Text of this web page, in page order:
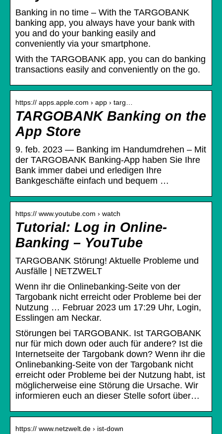
Banking in no time – With the TARGOBANK
banking app, you always have your bank with
you and do your banking easily and
conveniently via your smartphone.
With the TARGOBANK app, you can do banking
transactions easily and conveniently on the go.
https:// apps.apple.com › app › targ…
TARGOBANK Banking on the
App Store
9. feb. 2023 — Banking im Handumdrehen – Mit
der TARGOBANK Banking-App haben Sie Ihre
Bank immer dabei und erledigen Ihre
Bankgeschäfte einfach und bequem …
https:// www.youtube.com › watch
Tutorial: Log in Online-
Banking – YouTube
TARGOBANK Störung! Aktuelle Probleme und
Ausfälle | NETZWELT
Wenn ihr die Onlinebanking-Seite von der
Targobank nicht erreicht oder Probleme bei der
Nutzung … Februar 2023 um 17:29 Uhr, Login,
Esslingen am Neckar.
Störungen bei TARGOBANK. Ist TARGOBANK
nur für mich down oder auch für andere? Ist die
Internetseite der Targobank down? Wenn ihr die
Onlinebanking-Seite von der Targobank nicht
erreicht oder Probleme bei der Nutzung habt, ist
möglicherweise eine Störung die Ursache. Wir
informieren euch an dieser Stelle sofort über…
https:// www.netzwelt.de › ist-down